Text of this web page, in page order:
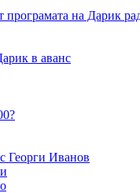
програмата на Дарик
в аванс
Георги Иванов